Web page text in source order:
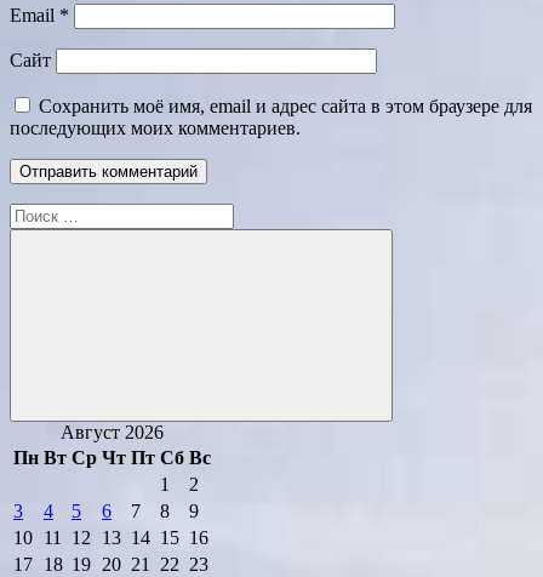
Email *
Сайт
Сохранить моё имя, email и адрес сайта в этом браузере для
последующих моих комментариев.
Поиск
для:
Поиск
Август 2026
Пн Вт Ср Чт Пт Сб Вс
1
2
3
4 5 6 7 8
9
10 11 12 13 14 15 16
17 18 19 20 21 22 23